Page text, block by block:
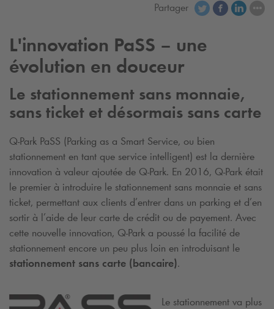
Partager
L'innovation PaSS – une
évolution en douceur
Le stationnement sans monnaie,
sans ticket et désormais sans carte
Q-Park PaSS (Parking as a Smart Service, ou bien
stationnement en tant que service intelligent) est la dernière
innovation à valeur ajoutée de Q-Park. En 2016, Q-Park était
le premier à introduire le stationnement sans monnaie et sans
ticket, permettant aux clients d’entrer dans un parking et d’en
sortir à l’aide de leur carte de crédit ou de payement. Avec
cette nouvelle innovation, Q-Park a poussé la facilité de
stationnement encore un peu plus loin en introduisant le
stationnement sans carte (bancaire).
Le stationnement va plus